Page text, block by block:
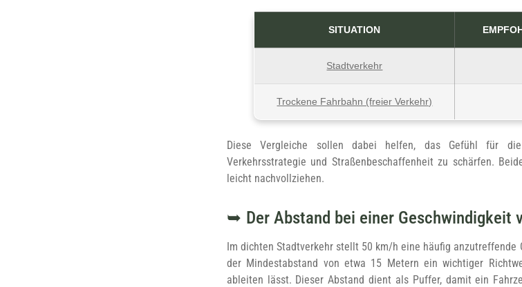
SITUATION
Stadtverkehr
Trockene Fahrbahn (freier Verkehr)
Diese Vergleiche sollen dabei helfen, das Gefühl für die
Verkehrsstrategie und Straßenbeschaffenheit zu schärfen.
leicht nachvollziehen.
Der Abstand bei einer Geschwindigkeit
Im dichten Stadtverkehr stellt 50 km/h eine häufig
der Mindestabstand von etwa 15 Metern ein wichtiger
ableiten lässt. Dieser Abstand dient als Puffer, damit ein